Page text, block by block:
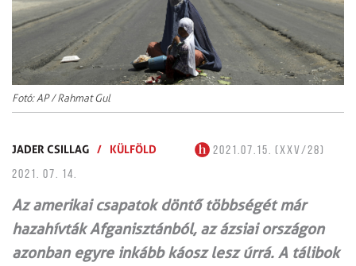
Fotó: AP / Rahmat Gul
JADER CSILLAG / KÜLFÖLD
2021.07.15. (XXV/28)
2021. 07. 14.
Az amerikai csapatok döntő többségét már
hazahívták Afganisztánból, az ázsiai országon
azonban egyre inkább káosz lesz úrrá. A tálibok